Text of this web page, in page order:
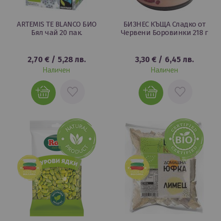
ARTEMIS TE BLANCO БИО
Бял чай 20 пак.
2,70 €/ 5,28 лв.
Наличен
ДОБАВИ
ЛЮБИМИ
БИЗНЕС КЪЩА Сладко от
Червени Боровинки 218 г
3,30 €/ 6,45 лв.
Наличен
ДОБАВИ
ЛЮБИМИ